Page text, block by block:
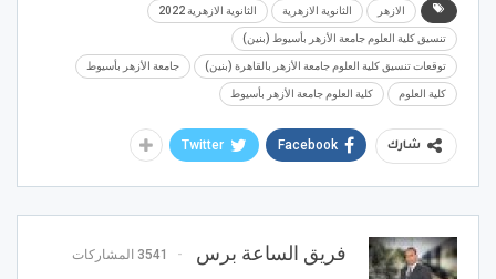
الازهر الثانوية الازهرية الثانوية الازهرية 2022
تنسيق كلية العلوم جامعة الأزهر بأسيوط (بنين)
توقعات تنسيق كلية العلوم جامعة الأزهر بالقاهرة (بنين) جامعة الأزهر بأسيوط
كلية العلوم كلية العلوم جامعة الأزهر بأسيوط
شارك Facebook
Twitter
فريق الساعة برس 3541 المشاركات